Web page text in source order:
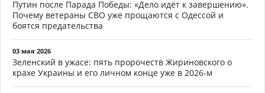
Путин после Парада Победы: «Дело идёт к завершению».
Почему ветераны СВО уже прощаются с Одессой и
боятся предательства
03 мая 2026
Зеленский в ужасе: пять пророчеств Жириновского о
крахе Украины и его личном конце уже в 2026-м